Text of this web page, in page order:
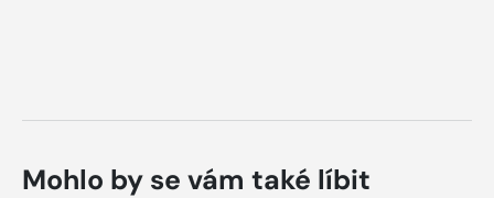
Mohlo by se vám také líbit